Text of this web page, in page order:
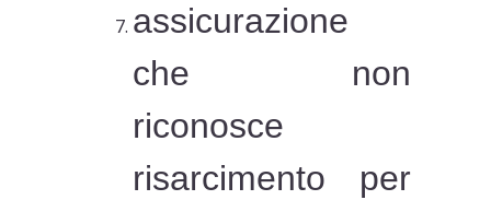
assicurazione
che non
riconosce
risarcimento per